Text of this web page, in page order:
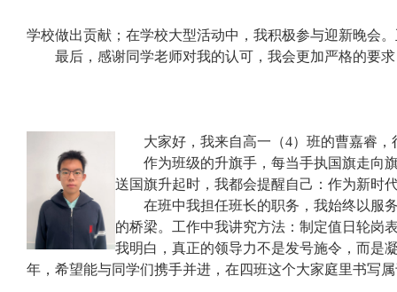
学校做出贡献；在学校大型活动中，我积极参与迎新晚会
最后，感谢同学老师对我的认可，我会更加严格的要
大家好，我来自高一（4）班的曹嘉睿
作为班级的升旗手，每当手执国旗走向
送国旗升起时，我都会提醒自己：作为新时
在班中我担任班长的职务，我始终以服
的桥梁。工作中我讲究方法：制定值日轮岗
我明白，真正的领导力不是发号施令，而是
年，希望能与同学们携手并进，在四班这个大家庭里书写